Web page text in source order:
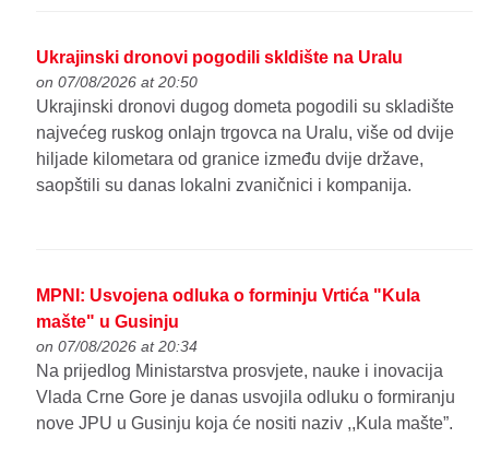
Ukrajinski dronovi pogodili skldište na Uralu
on 07/08/2026 at 20:50
Ukrajinski dronovi dugog dometa pogodili su skladište
najvećeg ruskog onlajn trgovca na Uralu, više od dvije
hiljade kilometara od granice između dvije države,
saopštili su danas lokalni zvaničnici i kompanija.
MPNI: Usvojena odluka o forminju Vrtića "Kula
mašte" u Gusinju
on 07/08/2026 at 20:34
Na prijedlog Ministarstva prosvjete, nauke i inovacija
Vlada Crne Gore je danas usvojila odluku o formiranju
nove JPU u Gusinju koja će nositi naziv ,,Kula mašte”.